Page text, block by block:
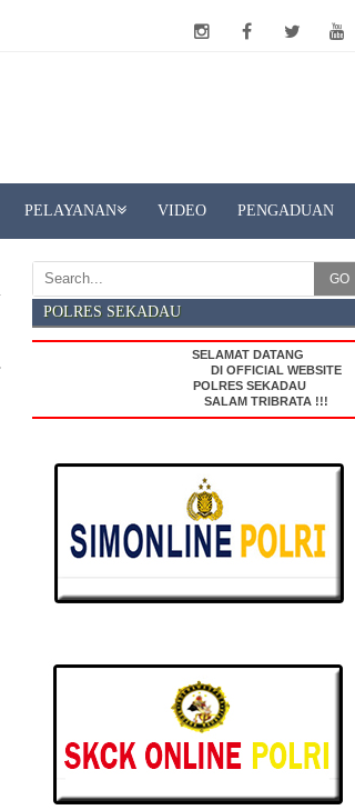
PELAYANAN VIDEO PENGADUAN
GO
POLRES SEKADAU
SELAMAT DATANG
DI OFFICIAL WEBSITE
POLRES SEKADAU
SALAM TRIBRATA !!!